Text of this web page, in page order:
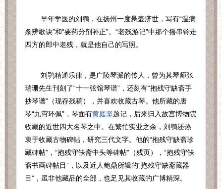
早年学医的刘鹗，在扬州一度悬壶济世，写有“温病
条辨歌诀”和“要药分剂补正”。“老残游记”中那个摇串铃走
四方的郎中老残，就是他自己的写照。
刘鹗精通乐律，是广陵琴派的传人，曾为其琴师张
瑞珊先生刊刻了“十一弦馆琴谱”，还刻有“抱残守缺斋手
抄琴谱”（现存残稿），并喜欢收藏古琴。他所藏的唐
琴“九霄环佩”，琴面有黄庭坚题记，后来归入故宫博物院
收藏的近世四大名琴之中。在繁忙实业之余，刘鹗还热
衷于收藏古物碑帖，研究三代文字。他的“抱残守缺斋珍
藏碑帖”，“抱残守缺斋中头等碑帖”（残页），“抱残守缺
斋书画碑帖目”，以及近人鲍鼎所辑的“抱残守缺斋藏器
目”，虽非他藏品的全部，也足见其收藏的广博精深。